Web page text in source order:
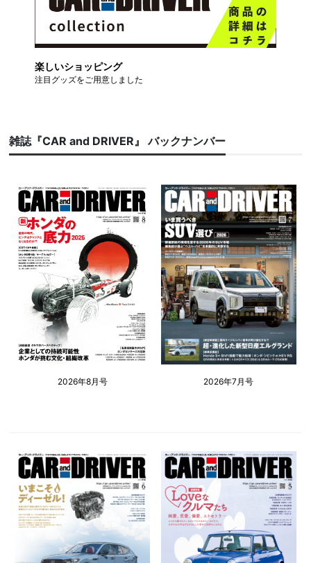
楽しいショッピング
注目グッズをご用意しました
雑誌『CAR and DRIVER』 バックナンバー
2026年8月号 2026年7月号